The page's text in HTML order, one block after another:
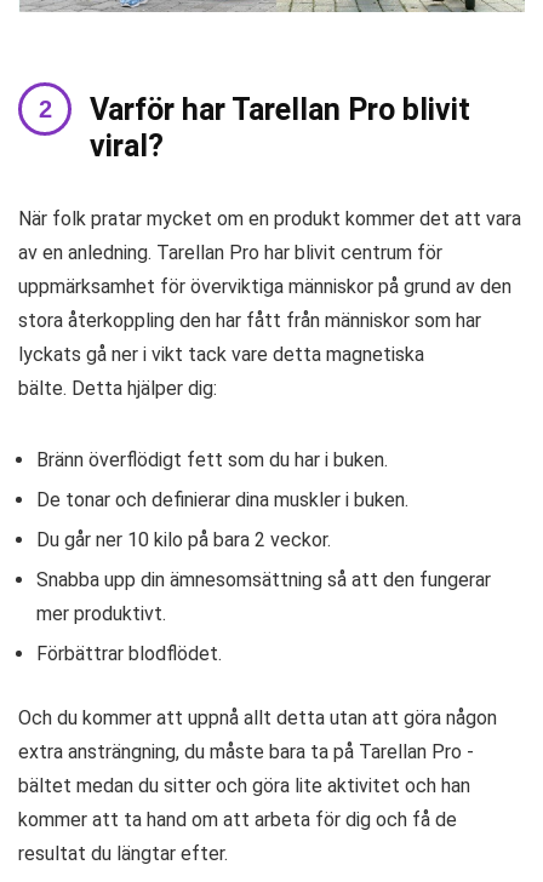
Varför har Tarellan Pro blivit
viral?
När folk pratar mycket om en produkt kommer det att vara
av en anledning. Tarellan Pro har blivit centrum för
uppmärksamhet för överviktiga människor på grund av den
stora återkoppling den har fått från människor som har
lyckats gå ner i vikt tack vare detta magnetiska
bälte. Detta hjälper dig:
Bränn överflödigt fett som du har i buken.
De tonar och definierar dina muskler i buken.
Du går ner 10 kilo på bara 2 veckor.
Snabba upp din ämnesomsättning så att den fungerar
mer produktivt.
Förbättrar blodflödet.
Och du kommer att uppnå allt detta utan att göra någon
extra ansträngning, du måste bara ta på Tarellan Pro -
bältet medan du sitter och göra lite aktivitet och han
kommer att ta hand om att arbeta för dig och få de
resultat du längtar efter.